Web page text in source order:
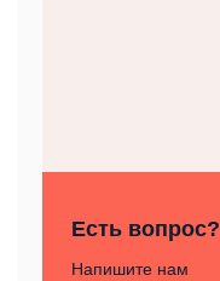
Есть вопрос?
Напишите нам